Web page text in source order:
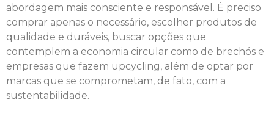
abordagem mais consciente e responsável. É preciso
comprar apenas o necessário, escolher produtos de
qualidade e duráveis, buscar opções que
contemplem a economia circular como de brechós e
empresas que fazem upcycling, além de optar por
marcas que se comprometam, de fato, com a
sustentabilidade.